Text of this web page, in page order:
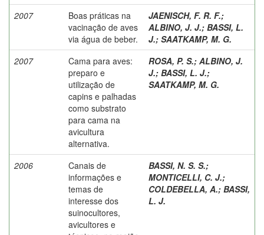
2007
Boas práticas na
vacinação de aves
via água de beber.
JAENISCH, F. R. F.;
ALBINO, J. J.; BASSI, L.
J.; SAATKAMP, M. G.
2007
Cama para aves:
preparo e
utilização de
capins e palhadas
como substrato
para cama na
avicultura
alternativa.
ROSA, P. S.; ALBINO, J.
J.; BASSI, L. J.;
SAATKAMP, M. G.
2006
Canais de
informações e
temas de
interesse dos
suinocultores,
avicultores e
BASSI, N. S. S.;
MONTICELLI, C. J.;
COLDEBELLA, A.; BASSI,
L. J.